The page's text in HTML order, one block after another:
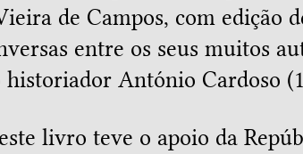
de Campos, com edição
entre os seus muitos
António Cardoso
livro teve o apoio da